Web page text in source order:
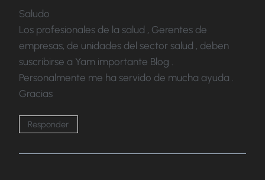
Saludo
Los profesionales de la salud , Gerentes de
empresas, de unidades del sector salud , deben
suscribirse a Yam importante Blog .
Personalmente me ha servido de mucha ayuda .
Gracias
Responder